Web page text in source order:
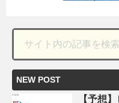
NEW POST
【予想